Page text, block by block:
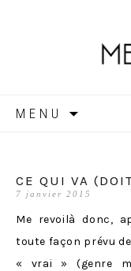
MENU
CE QUI VA
7 janvier 2015
Me revoilà donc,
toute façon prévu de
« vrai » (genre